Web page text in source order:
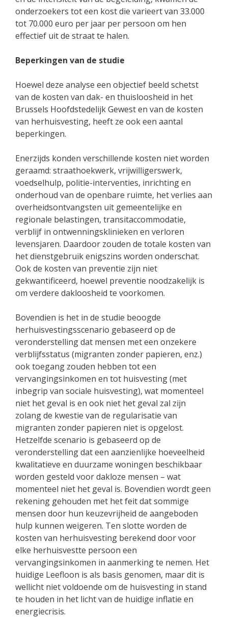
onderzoekers tot een kost die varieert van 33.000
tot 70.000 euro per jaar per persoon om hen
effectief uit de straat te halen.
Beperkingen van de studie
Hoewel deze analyse een objectief beeld schetst
van de kosten van dak- en thuisloosheid in het
Brussels Hoofdstedelijk Gewest en van de kosten
van herhuisvesting, heeft ze ook een aantal
beperkingen.
Enerzijds konden verschillende kosten niet worden
geraamd: straathoekwerk, vrijwilligerswerk,
voedselhulp, politie-interventies, inrichting en
onderhoud van de openbare ruimte, het verlies aan
overheidsontvangsten uit gemeentelijke en
regionale belastingen, transitaccommodatie,
verblijf in ontwenningsklinieken en verloren
levensjaren. Daardoor zouden de totale kosten van
het dienstgebruik enigszins worden onderschat.
Ook de kosten van preventie zijn niet
gekwantificeerd, hoewel preventie noodzakelijk is
om verdere dakloosheid te voorkomen.
Bovendien is het in de studie beoogde
herhuisvestingsscenario gebaseerd op de
veronderstelling dat mensen met een onzekere
verblijfsstatus (migranten zonder papieren, enz.)
ook toegang zouden hebben tot een
vervangingsinkomen en tot huisvesting (met
inbegrip van sociale huisvesting), wat momenteel
niet het geval is en ook niet het geval zal zijn
zolang de kwestie van de regularisatie van
migranten zonder papieren niet is opgelost.
Hetzelfde scenario is gebaseerd op de
veronderstelling dat een aanzienlijke hoeveelheid
kwalitatieve en duurzame woningen beschikbaar
worden gesteld voor dakloze mensen – wat
momenteel niet het geval is. Bovendien wordt geen
rekening gehouden met het feit dat sommige
mensen door hun keuzevrijheid de aangeboden
hulp kunnen weigeren. Ten slotte worden de
kosten van herhuisvesting berekend door voor
elke herhuisvestte persoon een
vervangingsinkomen in aanmerking te nemen. Het
huidige Leefloon is als basis genomen, maar dit is
wellicht niet voldoende om de huisvesting in stand
te houden in het licht van de huidige inflatie en
energiecrisis.